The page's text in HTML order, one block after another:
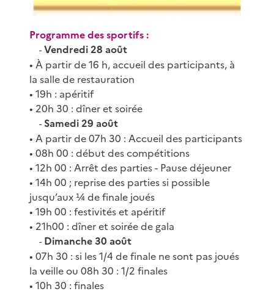
Programme des sportifs :
-Vendredi 28 août
• À partir de 16 h, accueil des participants, à
la salle de restauration
• 19h : apéritif
• 20h 30 : dîner et soirée
- Samedi 29 août
• A partir de 07h 30 : Accueil des participants
• 08h 00 : début des compétitions
• 12h 00 : Arrêt des parties - Pause déjeuner
• 14h 00 ; reprise des parties si possible
jusqu’aux ¼ de finale joués
• 19h 00 : festivités et apéritif
• 21h00 : dîner et soirée de gala
- Dimanche 30 août
• 07h 30 : si les 1/4 de finale ne sont pas joués
la veille ou 08h 30 : 1/2 finales
• 10h 30 : finales